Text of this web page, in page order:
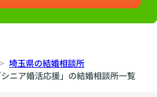
埼玉県の結婚相談所
シニア婚活応援」の結婚相談所一覧